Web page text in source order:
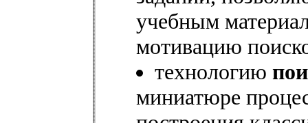
учебным
мотивацию
технологию
миниатюре